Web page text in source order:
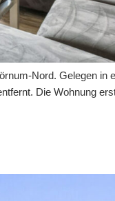
Nord. Gelegen in
Die Wohnung